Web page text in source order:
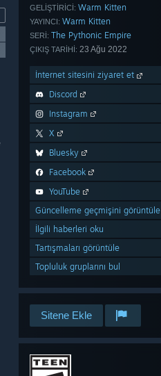
GELIŞTIRICI: Warm Kitten
YAYINCI: Warm Kitten
SERI: The Pythonic Empire
ÇIKIŞ TARIHI: 23 Ağu 2022
İnternet sitesini ziyaret et
Discord
Instagram
X
Bluesky
Facebook
YouTube
Güncelleme geçmişini görüntüle
İlgili haberleri oku
Tartışmaları görüntüle
Topluluk gruplarını bul
Sitene Ekle